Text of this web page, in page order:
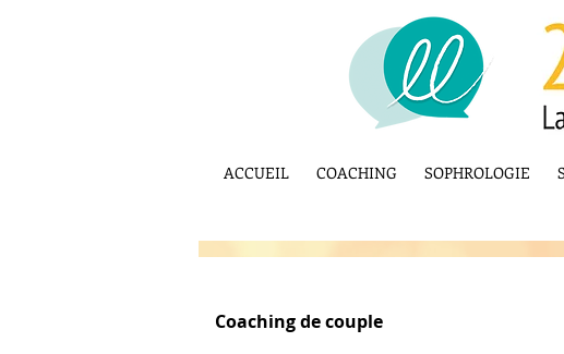
ACCUEIL COACHING SOPHROLOGIE
Coachingde couple